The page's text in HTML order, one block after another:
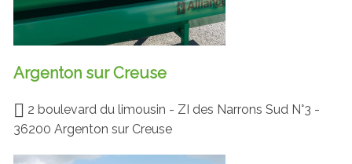
Argenton sur Creuse
2 boulevard du limousin - ZI des Narrons Sud N°3 -
36200 Argenton sur Creuse